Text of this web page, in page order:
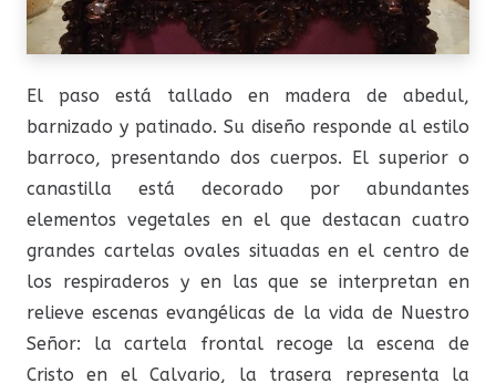
El paso está tallado en madera de abedul,
barnizado y patinado. Su diseño responde al estilo
barroco, presentando dos cuerpos. El superior o
canastilla está decorado por abundantes
elementos vegetales en el que destacan cuatro
grandes cartelas ovales situadas en el centro de
los respiraderos y en las que se interpretan en
relieve escenas evangélicas de la vida de Nuestro
Señor: la cartela frontal recoge la escena de
Cristo en el Calvario, la trasera representa la